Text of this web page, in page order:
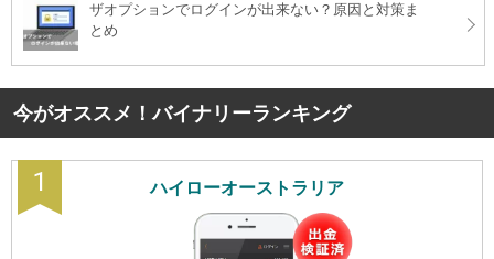
ザオプションでログインが出来ない？原因と対策ま
とめ
今がオススメ！バイナリーランキング
1 ハイローオーストラリア